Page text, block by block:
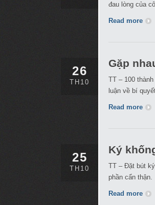
đau lòng của
Read more
26
TH10
Gặp
TT – 100
luận về bí
Read more
25
TH10
Ký
TT – Đặt bút
phần cẩn thận.
Read more